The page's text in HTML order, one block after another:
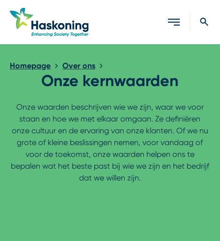
Sluiten
Homepage Over ons
Onze kernwaarden
Onze waarden beschrijven wie we zijn, waar we voor
staan en hoe we met elkaar omgaan. Ze definiëren
onze cultuur en de ervaring van onze klanten. Of we nu
grote of kleine beslissingen nemen, voor vandaag of
voor de toekomst, onze waarden helpen ons te
bepalen wat het beste past bij wie we zijn en het bedrijf
dat we willen zijn.